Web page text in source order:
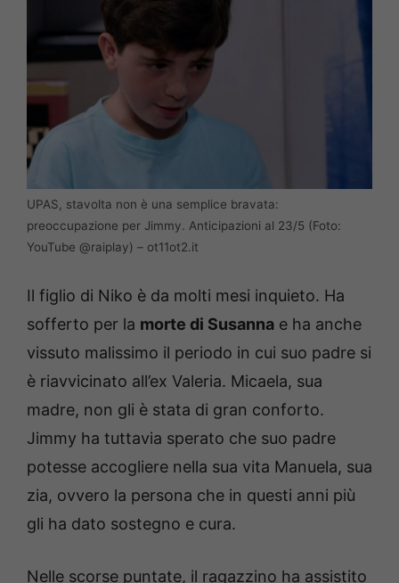
UPAS, stavolta non è una semplice bravata:
preoccupazione per Jimmy. Anticipazioni al 23/5 (Foto:
YouTube @raiplay) – ot11ot2.it
Il figlio di Niko è da molti mesi inquieto. Ha
sofferto per la morte di Susanna e ha anche
vissuto malissimo il periodo in cui suo padre si
è riavvicinato all’ex Valeria. Micaela, sua
madre, non gli è stata di gran conforto.
Jimmy ha tuttavia sperato che suo padre
potesse accogliere nella sua vita Manuela, sua
zia, ovvero la persona che in questi anni più
gli ha dato sostegno e cura.
Nelle scorse puntate, il ragazzino ha assistito